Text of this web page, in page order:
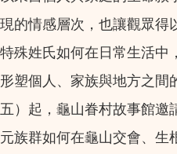
現的情感層次，也讓觀眾得
特殊姓氏如何在日常生活中
形塑個人、家族與地方之間
五）起，龜山眷村故事館邀
元族群如何在龜山交會、生